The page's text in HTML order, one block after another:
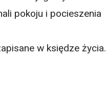
pokoju i pocieszenia
w księdze życia.